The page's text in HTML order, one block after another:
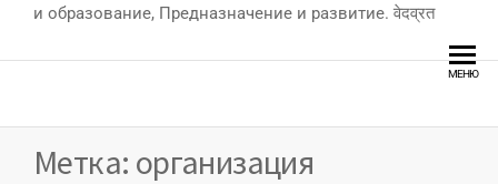
и образование, Предназначение и развитие. वेदव्रत
МЕНЮ
Метка: организация